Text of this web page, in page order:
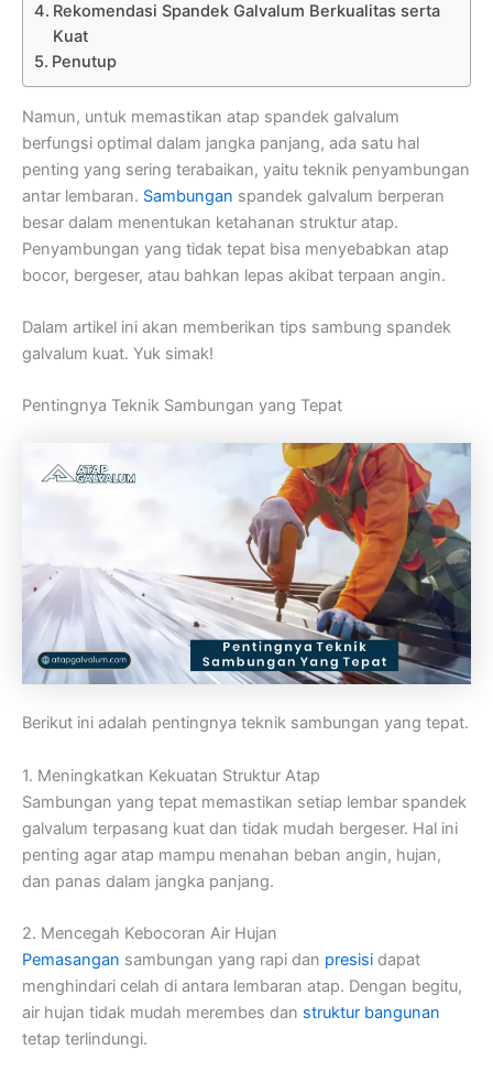
Rekomendasi Spandek Galvalum Berkualitas serta
Kuat
Penutup
Namun, untuk memastikan atap spandek galvalum
berfungsi optimal dalam jangka panjang, ada satu hal
penting yang sering terabaikan, yaitu teknik penyambungan
antar lembaran. Sambungan spandek galvalum berperan
besar dalam menentukan ketahanan struktur atap.
Penyambungan yang tidak tepat bisa menyebabkan atap
bocor, bergeser, atau bahkan lepas akibat terpaan angin.
Dalam artikel ini akan memberikan tips sambung spandek
galvalum kuat. Yuk simak!
Pentingnya Teknik Sambungan yang Tepat
Berikut ini adalah pentingnya teknik sambungan yang tepat.
1. Meningkatkan Kekuatan Struktur Atap
Sambungan yang tepat memastikan setiap lembar spandek
galvalum terpasang kuat dan tidak mudah bergeser. Hal ini
penting agar atap mampu menahan beban angin, hujan,
dan panas dalam jangka panjang.
2. Mencegah Kebocoran Air Hujan
Pemasangan sambungan yang rapi dan presisi dapat
menghindari celah di antara lembaran atap. Dengan begitu,
air hujan tidak mudah merembes dan struktur bangunan
tetap terlindungi.